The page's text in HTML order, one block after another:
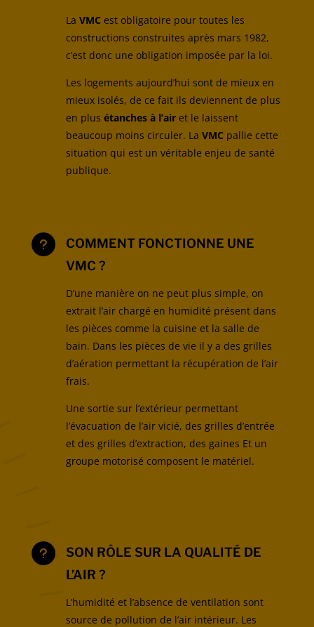
La VMC est obligatoire pour toutes les
constructions construites après mars 1982,
c’est donc une obligation imposée par la loi.
Les logements aujourd’hui sont de mieux en
mieux isolés, de ce fait ils deviennent de plus
en plus étanches à l’airet le laissent
beaucoup moins circuler. La VMC pallie cette
situation qui est un véritable enjeu de santé
publique.
u
COMMENT FONCTIONNE UNE
VMC ?
D’une manière on ne peut plus simple, on
extrait l’air chargé en humidité présent dans
les pièces comme la cuisine et la salle de
bain. Dans les pièces de vie il y a des grilles
d’aération permettant la récupération de l’air
frais.
Une sortie sur l’extérieur permettant
l’évacuation de l’air vicié, des grilles d’entrée
et des grilles d’extraction, des gaines Et un
groupe motorisé composent le matériel.
u
SON RÔLE SUR LA QUALITÉ DE
L’AIR ?
L’humidité et l’absence de ventilation sont
source de pollution de l’air intérieur. Les